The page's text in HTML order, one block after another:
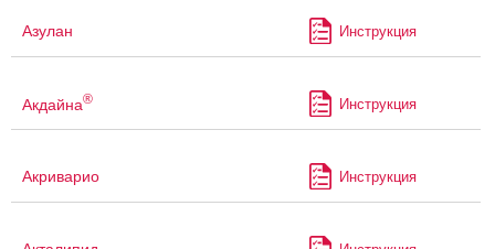
Азулан Инструкция
Акдайна® Инструкция
Акриварио Инструкция